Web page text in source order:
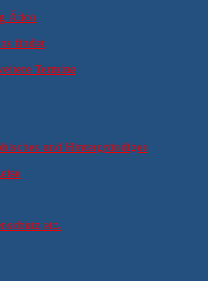
Ático
findet
Termine
und Hintergründiges
etc.